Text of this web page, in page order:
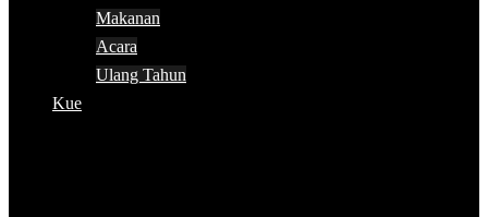
Makanan
Acara
Ulang Tahun
Kue